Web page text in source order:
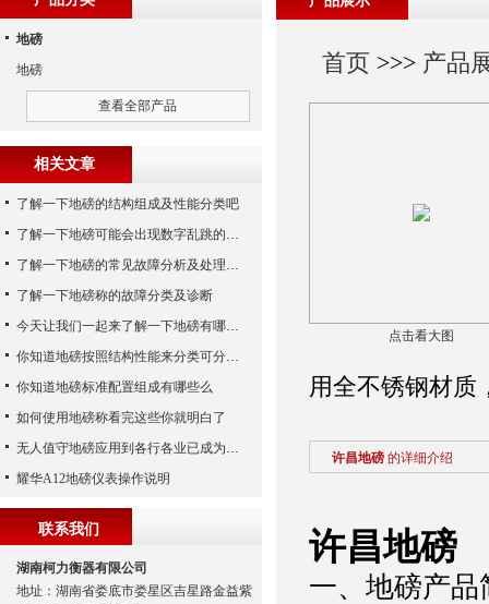
首页 >>> 产品
点击看大图
用全不锈钢材质
许昌地磅 的详细介绍
许昌地磅
一、地磅产品
地磅
地磅
查看全部产品
相关文章
了解一下地磅的结构组成及性能分类吧
了解一下地磅可能会出现数字乱跳的原因
了解一下地磅的常见故障分析及处理方法
了解一下地磅称的故障分类及诊断
今天让我们一起来了解一下地磅有哪些特点吧
你知道地磅按照结构性能来分类可分为哪些么
你知道地磅标准配置组成有哪些么
如何使用地磅称看完这些你就明白了
无人值守地磅应用到各行各业已成为称重历史发展的潮流
耀华A12地磅仪表操作说明
联系我们
湖南柯力衡器有限公司
地址：湖南省娄底市娄星区吉星路金益紫